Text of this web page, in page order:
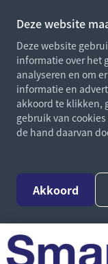
Deze website
Deze website
informatie over het
analyseren en om
informatie en
akkoord te klikken,
gebruik van
de hand daarvan
Akkoord